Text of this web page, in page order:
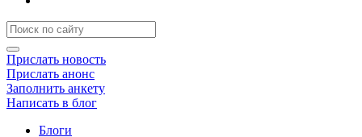
Прислать новость
Прислать анонс
Заполнить анкету
Написать в блог
Блоги